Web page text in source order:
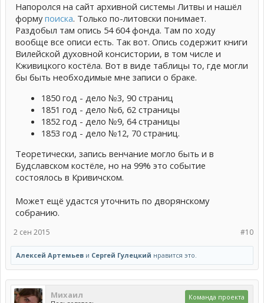
Напоролся на сайт архивной системы Литвы и нашёл
формупоиска. Только по-литовски понимает.
Раздобыл там опись 54 604 фонда. Там по ходу
вообще все описи есть. Так вот. Опись содержит книги
Вилейской духовной консистории, в том числе и
Кживицкого костёла. Вот в виде таблицы то, где могли
бы быть необходимые мне записи о браке.
1850 год - дело №3, 90 страниц
1851 год - дело №6, 62 страницы
1852 год - дело №9, 64 страницы
1853 год - дело №12, 70 страниц.
Теоретически, запись венчание могло быть и в
Будславском костёле, но на 99% это событие
состоялось в Кривичском.
Может ещё удастся уточнить по дворянскому
собранию.
#10
2 сен 2015
Алексей Артемьев и Сергей Гулецкий нравится это.
Михаил Команда проекта